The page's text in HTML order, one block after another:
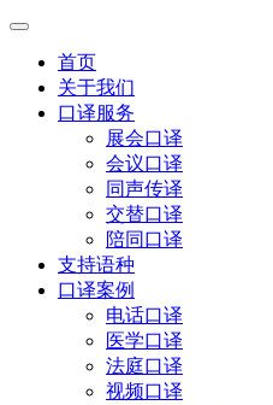
首页
关于我们
口译服务
展会口译
会议口译
同声传译
交替口译
陪同口译
支持语种
口译案例
电话口译
医学口译
法庭口译
视频口译